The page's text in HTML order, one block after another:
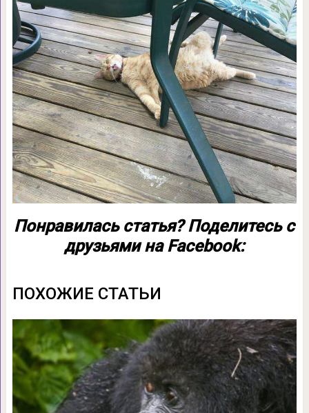
Понравилась статья? Поделитесь с
друзьями на Facebook:
ПОХОЖИЕ СТАТЬИ